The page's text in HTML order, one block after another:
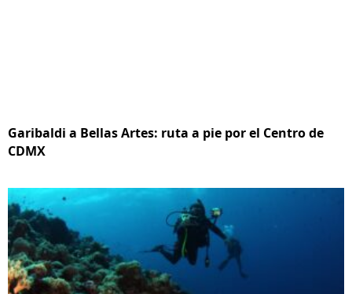
Garibaldi a Bellas Artes: ruta a pie por el Centro de
CDMX